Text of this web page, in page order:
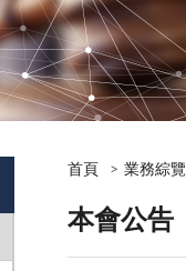
首頁 業務綜覽
本會公告